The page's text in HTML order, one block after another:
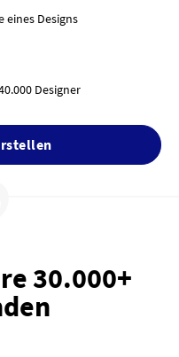
eines Designs
Designer
30.000+